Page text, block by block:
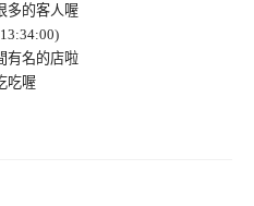
多的客人喔
有名的店啦
吃喔